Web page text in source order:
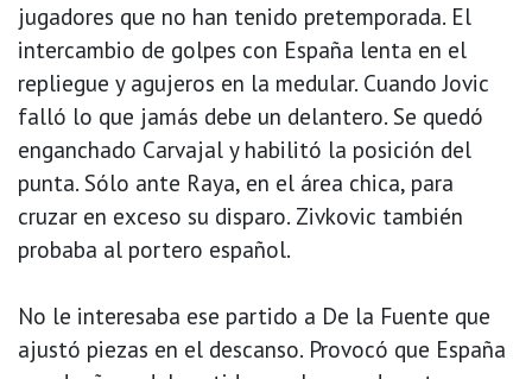
jugadores que no han tenido pretemporada. El
intercambio de golpes con España lenta en el
repliegue y agujeros en la medular. Cuando Jovic
falló lo que jamás debe un delantero. Se quedó
enganchado Carvajal y habilitó la posición del
punta. Sólo ante Raya, en el área chica, para
cruzar en exceso su disparo. Zivkovic también
probaba al portero español.
No le interesaba ese partido a De la Fuente que
ajustó piezas en el descanso. Provocó que España